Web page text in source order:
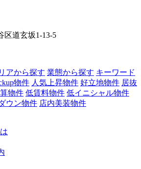
区道玄坂1-13-5
アから探す 業態から探す キーワード
物件 人気上昇物件 好立地物件 居抜
物件 低賃料物件 低イニシャル物件
ウン物件 店内美装物件